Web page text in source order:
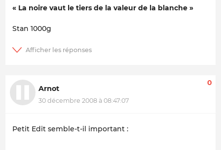
« La noire vaut le tiers de la valeur de la blanche »
Stan 1000g
Arnot
30 décembre 2008 à 08:47:07
0
Petit Edit semble-t-il important :